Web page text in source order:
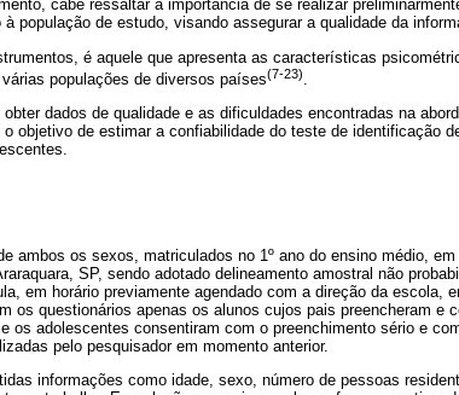
cabe ressaltar a importância de se realizar
população de estudo, visando assegurar a qualidade da
é aquele que apresenta as características
populações de diversos países(7-23)
dados de qualidade e as dificuldades encontradas na
objetivo de estimar a confiabilidade do teste de identificação
ambos os sexos, matriculados no 1º ano do ensino médio,
SP, sendo adotado delineamento amostral não
em horário previamente agendado com a direção da escola,
os questionários apenas os alunos cujos pais preencheram e
os adolescentes consentiram com o preenchimento sério e
pelo pesquisador em momento anterior.
informações como idade, sexo, número de pessoas